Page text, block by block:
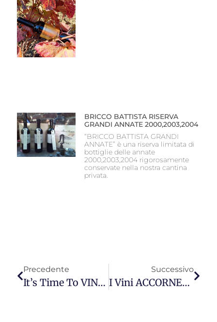
BRICCO BATTISTA RISERVA
GRANDI ANNATE 2000,2003,2004
“BRICCO BATTISTA GRANDI
ANNATE” è una riserva limitata di
bottiglie delle annate
2000,2003,2004 rigorosamente
conservate nella nostra cantina
privata.
Precedente
It’s Time To VINITALY 2022
Successivo
I Vini ACCORNERO Su SquisITA Di Angelo Minetti